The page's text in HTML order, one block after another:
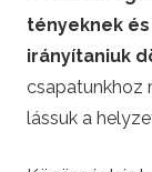
tényeknek
irányítaniuk
csapatunkhoz
lássuk a